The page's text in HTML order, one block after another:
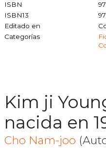
ISBN
ISBN13
Editado en
Categorías
Kim ji
nacida en
Cho Nam-joo